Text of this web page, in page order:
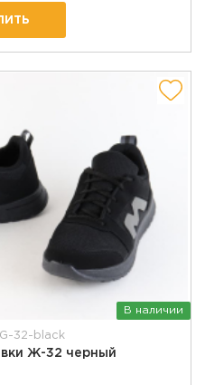
В наличии
32-black
Ж-32 черный